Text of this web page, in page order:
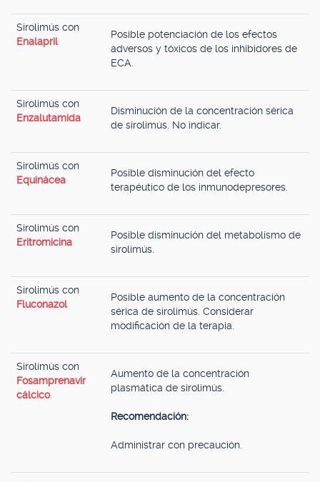
Sirolimús con
Enalapril
Posible potenciación de los efectos
adversos y tóxicos de los inhibidores de
ECA.
Sirolimús con
Enzalutamida
Disminución de la concentración sérica
de sirolimús. No indicar.
Sirolimús con
Equinácea
Posible disminución del efecto
terapéutico de los inmunodepresores.
Sirolimús con
Eritromicina
Posible disminución del metabolismo de
sirolimús.
Sirolimús con
Fluconazol
Posible aumento de la concentración
sérica de sirolimús. Considerar
modificación de la terapia.
Sirolimús con
Fosamprenavir
cálcico
Aumento de la concentración
plasmática de sirolimús.
Recomendación:
Administrar con precaución.